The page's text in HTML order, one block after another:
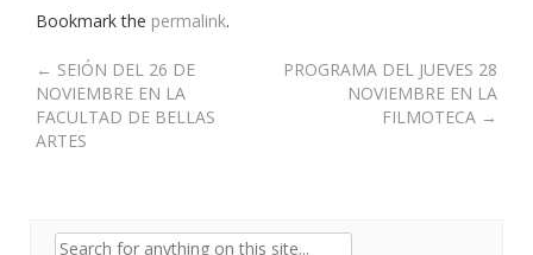
Bookmark the permalink.
Post
navigation
← SEIÓN DEL 26 DE
NOVIEMBRE EN LA
FACULTAD DE BELLAS
ARTES
PROGRAMA DEL JUEVES 28
NOVIEMBRE EN LA
FILMOTECA →
Search